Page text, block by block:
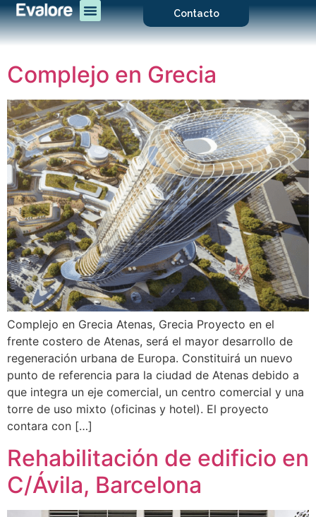
Contacto
Complejo en Grecia
Complejo en Grecia Atenas, Grecia Proyecto en el
frente costero de Atenas, será el mayor desarrollo de
regeneración urbana de Europa. Constituirá un nuevo
punto de referencia para la ciudad de Atenas debido a
que integra un eje comercial, un centro comercial y una
torre de uso mixto (oficinas y hotel). El proyecto
contara con […]
Rehabilitación de edificio en
C/Ávila, Barcelona